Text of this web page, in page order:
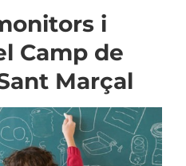
i
Camp de
Marçal